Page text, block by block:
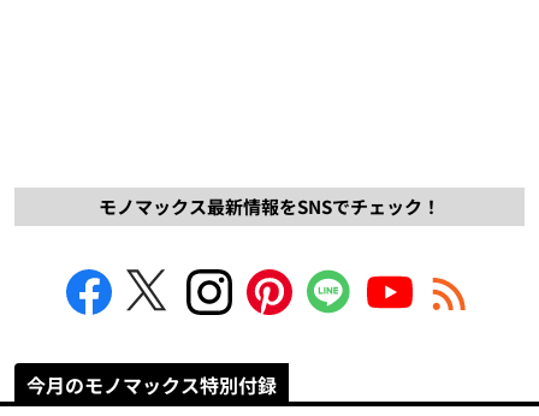
モノマックス最新情報をSNSでチェック！
今月のモノマックス特別付録